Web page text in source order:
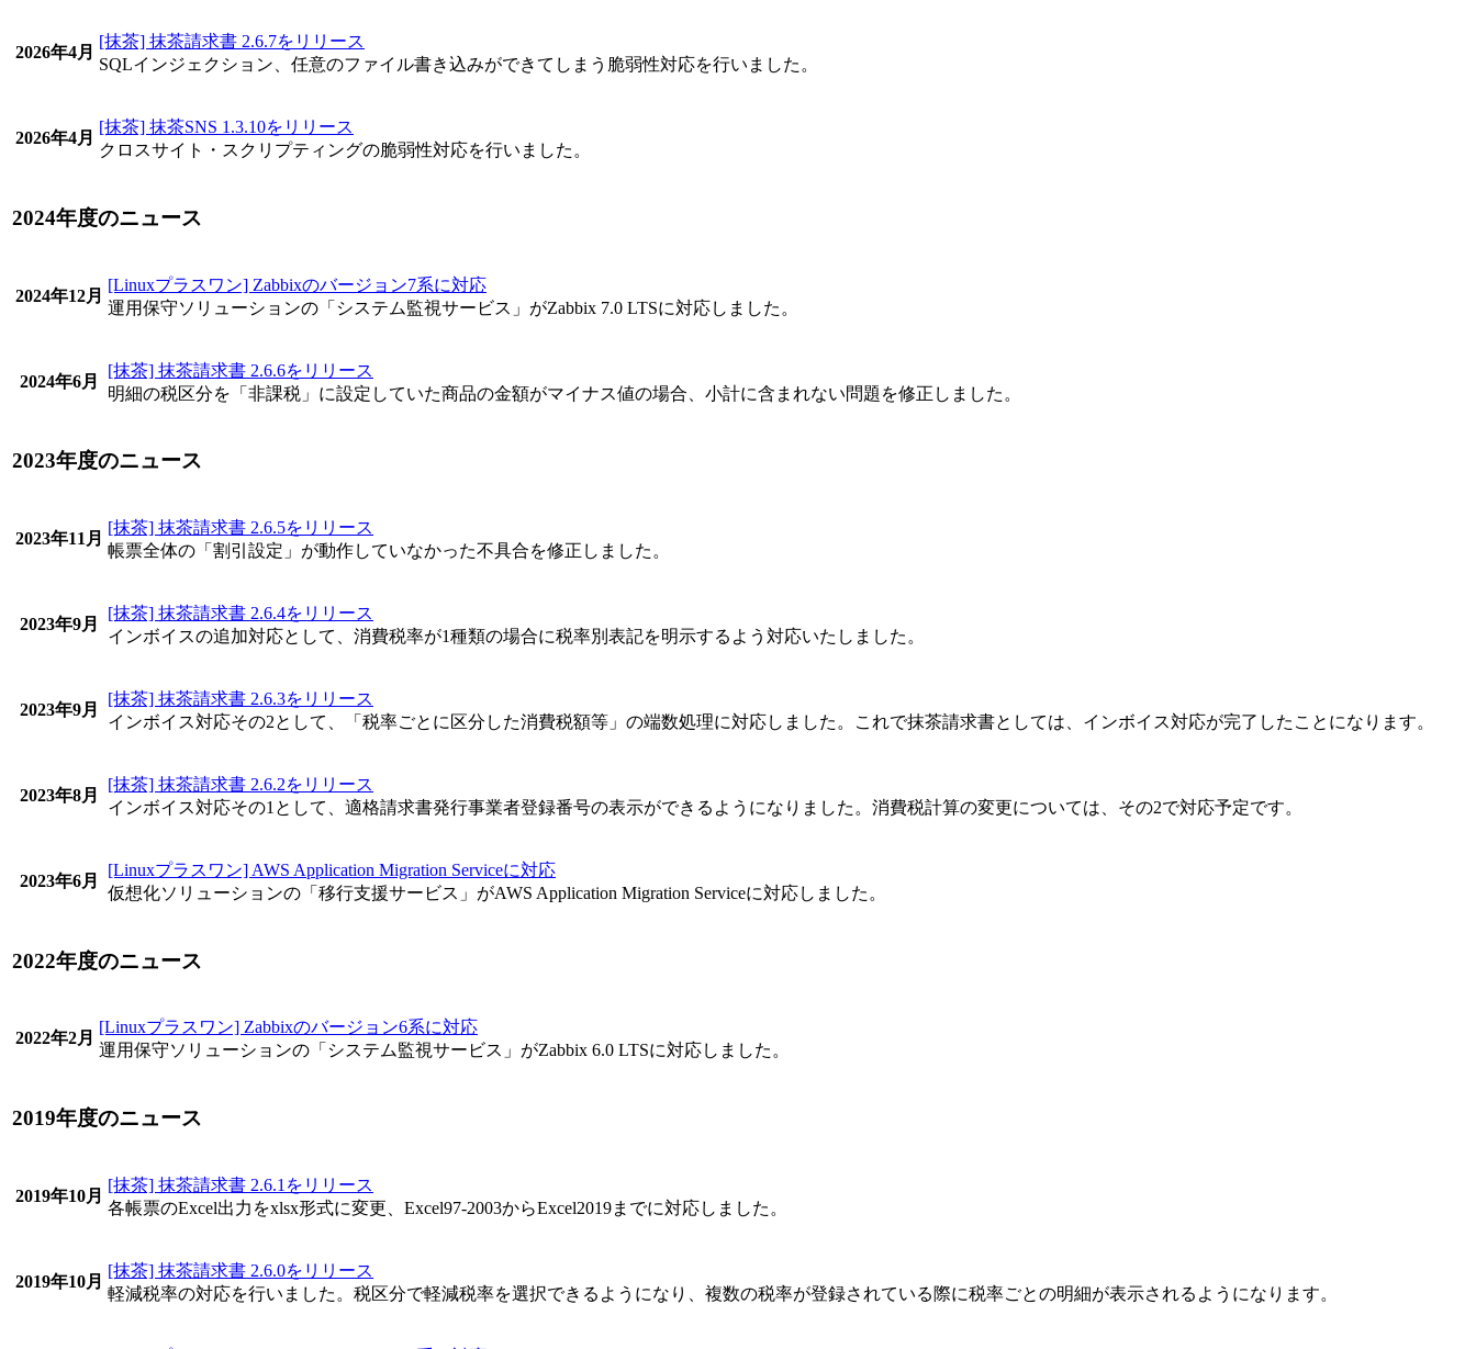
2026年4月
[抹茶] 抹茶請求書 2.6.7をリリース
SQLインジェクション、任意のファイル書き込みができてしまう脆弱性対応を行いました。
2026年4月
[抹茶] 抹茶SNS 1.3.10をリリース
クロスサイト・スクリプティングの脆弱性対応を行いました。
2024年度のニュース
2024年12月
[Linuxプラスワン] Zabbixのバージョン7系に対応
運用保守ソリューションの「システム監視サービス」がZabbix 7.0 LTSに対応しました。
2024年6月
[抹茶] 抹茶請求書 2.6.6をリリース
明細の税区分を「非課税」に設定していた商品の金額がマイナス値の場合、小計に含まれない問題を修正しました。
2023年度のニュース
2023年11月
[抹茶] 抹茶請求書 2.6.5をリリース
帳票全体の「割引設定」が動作していなかった不具合を修正しました。
2023年9月
[抹茶] 抹茶請求書 2.6.4をリリース
インボイスの追加対応として、消費税率が1種類の場合に税率別表記を明示するよう対応いたしました。
2023年9月
[抹茶] 抹茶請求書 2.6.3をリリース
インボイス対応その2として、「税率ごとに区分した消費税額等」の端数処理に対応しました。これで抹茶請求書としては、インボイス対応が完了したことになります。
2023年8月
[抹茶] 抹茶請求書 2.6.2をリリース
インボイス対応その1として、適格請求書発行事業者登録番号の表示ができるようになりました。消費税計算の変更については、その2で対応予定です。
2023年6月
[Linuxプラスワン] AWS Application Migration Serviceに対応
仮想化ソリューションの「移行支援サービス」がAWS Application Migration Serviceに対応しました。
2022年度のニュース
2022年2月
[Linuxプラスワン] Zabbixのバージョン6系に対応
運用保守ソリューションの「システム監視サービス」がZabbix 6.0 LTSに対応しました。
2019年度のニュース
2019年10月
[抹茶] 抹茶請求書 2.6.1をリリース
各帳票のExcel出力をxlsx形式に変更、Excel97-2003からExcel2019までに対応しました。
2019年10月
[抹茶] 抹茶請求書 2.6.0をリリース
軽減税率の対応を行いました。税区分で軽減税率を選択できるようになり、複数の税率が登録されている際に税率ごとの明細が表示されるようになります。